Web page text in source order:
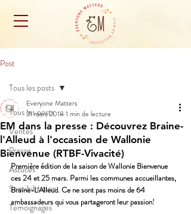
Post
Tous les posts
Ventes
Presse
Astuces
Sensibilisation
Témoignages
Tous les posts
EM dans la presse : Découvrez Braine-
l'Alleud à l'occasion de Wallonie
Bienvenue (RTBF-Vivacité)
Everyone Matters
21 mars 2018 1 min de lecture
Première édition de la saison de Wallonie Bienvenue
ces 24 et 25 mars. Parmi les communes accueillantes,
Braine-L'Alleud. Ce ne sont pas moins de 64
ambassadeurs qui vous partageront leur passion!